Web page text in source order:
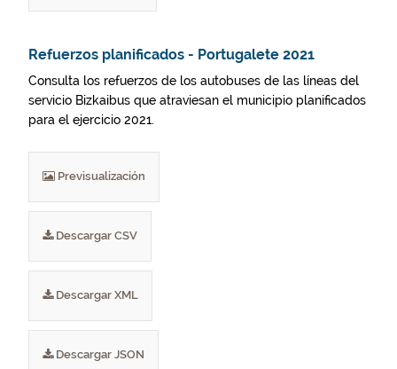
Refuerzos planificados - Portugalete 2021
Consulta los refuerzos de los autobuses de las líneas del
servicio Bizkaibus que atraviesan el municipio planificados
para el ejercicio 2021.
Previsualización
Descargar CSV
Descargar XML
Descargar JSON